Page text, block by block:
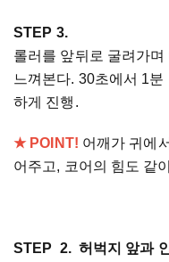
STEP 3.
롤러를 앞뒤로 굴려가
느껴본다. 30초에서 1
하게 진행.
★ POINT! 어깨가 귀에
어주고, 코어의 힘도 같
STEP 2. 허벅지 앞과